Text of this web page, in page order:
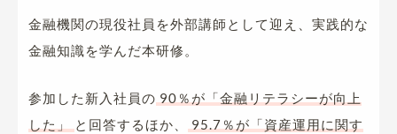
金融機関の現役社員を外部講師として迎え、実践的な
金融知識を学んだ本研修。
参加した新入社員の 90％が「金融リテラシーが向上
した」
と回答するほか、
95.7％が「資産運用に関す